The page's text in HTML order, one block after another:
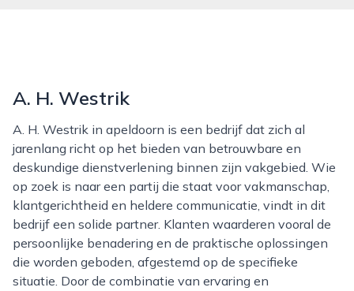
A. H. Westrik
A. H. Westrik in apeldoorn is een bedrijf dat zich al
jarenlang richt op het bieden van betrouwbare en
deskundige dienstverlening binnen zijn vakgebied. Wie
op zoek is naar een partij die staat voor vakmanschap,
klantgerichtheid en heldere communicatie, vindt in dit
bedrijf een solide partner. Klanten waarderen vooral de
persoonlijke benadering en de praktische oplossingen
die worden geboden, afgestemd op de specifieke
situatie. Door de combinatie van ervaring en